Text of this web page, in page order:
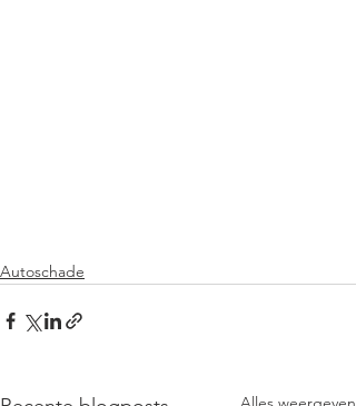
Autoschade